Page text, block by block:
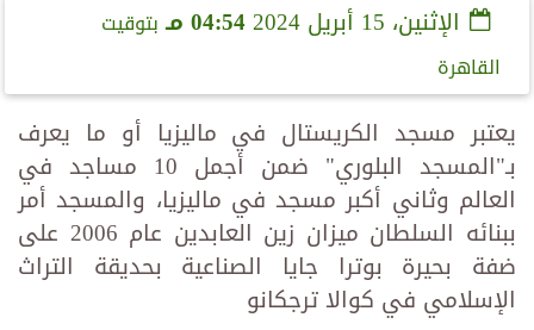
الإثنين، 15 أبريل 2024 04:54 مـ
بتوقيت
القاهرة
يعتبر مسجد الكريستال في ماليزيا أو ما يعرف
بـ"المسجد البلوري" ضمن أجمل 10 مساجد في
العالم وثاني أكبر مسجد في ماليزيا، والمسجد أمر
ببنائه السلطان ميزان زين العابدين عام 2006 على
ضفة بحيرة بوترا جايا الصناعية بحديقة التراث
الإسلامي في كوالا ترجكانو